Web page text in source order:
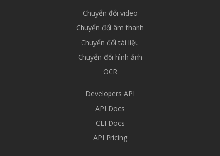
Chuyển đổi video
Chuyển đổi âm thanh
Chuyển đổi tài liệu
Chuyển đổi hình ảnh
OCR
Developers API
API Docs
CLI Docs
API Pricing